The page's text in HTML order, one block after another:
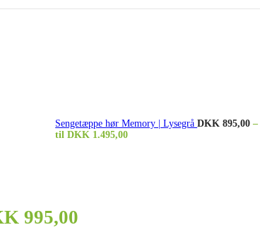
Sengetæppe hør Memory | LysegråDKK 895,00 –
til DKK 1.495,00
995,00